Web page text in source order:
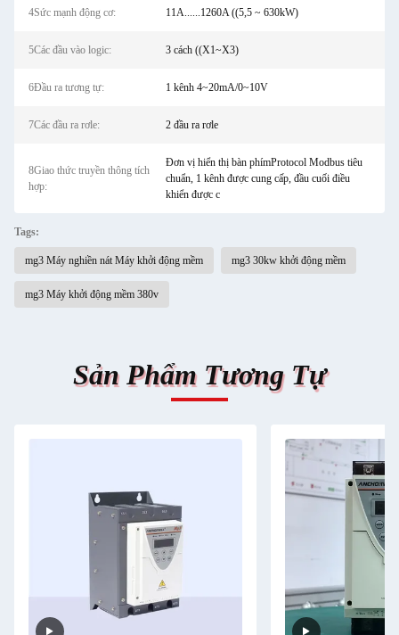
4Sức mạnh động cơ: 11A......1260A ((5,5 ~ 630kW)
5Các đầu vào logic: 3 cách ((X1~X3)
6Đầu ra tương tự: 1 kênh 4~20mA/0~10V
7Các đầu ra rơle: 2 đầu ra rơle
8Giao thức truyền thông tích
hợp:
Đơn vị hiển thị bàn phímProtocol Modbus tiêu
chuẩn, 1 kênh được cung cấp, đầu cuối điều
khiển được c
Tags:
mg3 Máy nghiền nát Máy khởi động mềm mg3 30kw khởi động mềm
mg3 Máy khởi động mềm 380v
Sản Phẩm Tương Tự